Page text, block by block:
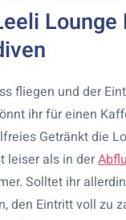
fliegen und der
ihr für einen
Getränkt die
leiser als in der
Solltet ihr
den Eintritt voll zu